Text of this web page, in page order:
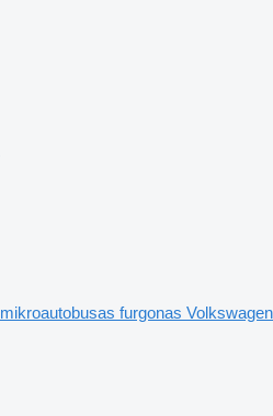
mikroautobusas furgonas Volkswagen